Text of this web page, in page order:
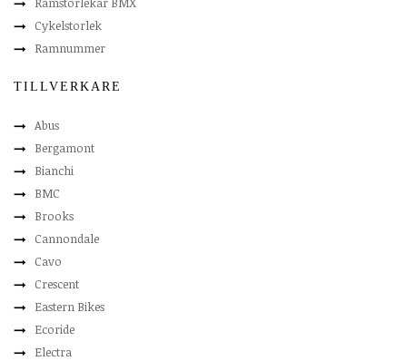
Cykelstorlek
Ramnummer
TILLVERKARE
Abus
Bergamont
Bianchi
BMC
Brooks
Cannondale
Cavo
Crescent
Eastern Bikes
Ecoride
Electra